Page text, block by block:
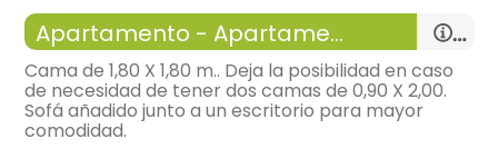
Distribución:
Distribución:
-
habitación con: 1 Habitación
-
16 m²,
General:
Distribución:
Apartamento - Apartamendua - Principal
Cama de 1,80 X 1,80 m.. Deja la posibilidad en caso
de necesidad de tener dos camas de 0,90 X 2,00.
Sofá añadido junto a un escritorio para mayor
comodidad.